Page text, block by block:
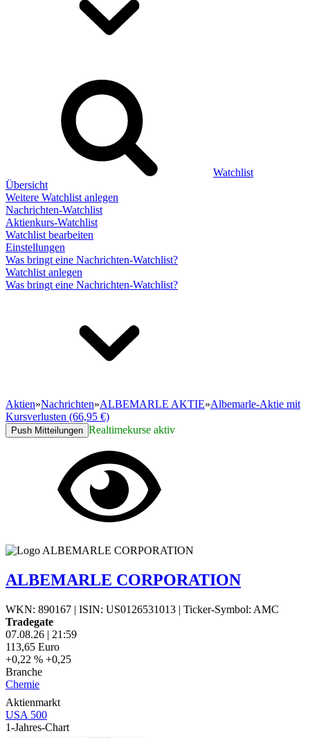
Watchlist
Übersicht
Weitere Watchlist anlegen
Nachrichten-Watchlist
Aktienkurs-Watchlist
Watchlist bearbeiten
Einstellungen
Was bringt eine Nachrichten-Watchlist?
Watchlist anlegen
Was bringt eine Nachrichten-Watchlist?
Aktien»Nachrichten»ALBEMARLE AKTIE»Albemarle-Aktie mit
Kursverlusten (66,95 €)
Push Mitteilungen Realtimekurse aktiv
ALBEMARLE CORPORATION
WKN: 890167 | ISIN: US0126531013 | Ticker-Symbol: AMC
Tradegate
07.08.26 | 21:59
113,65 Euro
+0,22 % +0,25
Branche
Chemie
Aktienmarkt
USA 500
1-Jahres-Chart